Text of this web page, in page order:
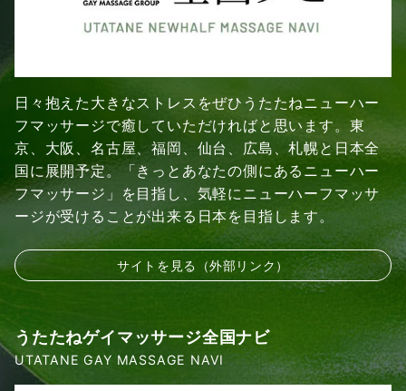
日々抱えた大きなストレスをぜひうたたねニューハー
フマッサージで癒していただければと思います。東
京、大阪、名古屋、福岡、仙台、広島、札幌と日本全
国に展開予定。「きっとあなたの側にあるニューハー
フマッサージ」を目指し、気軽にニューハーフマッサ
ージが受けることが出来る日本を目指します。
サイトを見る（外部リンク）
うたたねゲイマッサージ全国ナビ
UTATANE GAY MASSAGE NAVI